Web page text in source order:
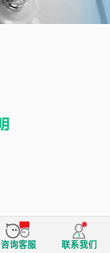
咨询客服 联系我们